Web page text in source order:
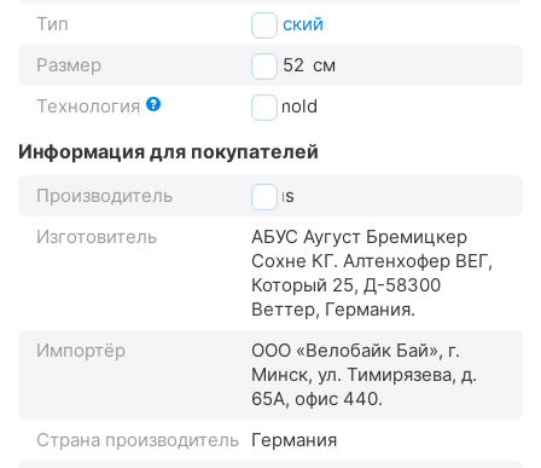
Тип
детский
Размер
46-52 см
Технология
In-mold
Информация для покупателей
Производитель
Abus
Изготовитель
АБУС Аугуст Бремицкер
Сохне КГ. Алтенхофер ВЕГ,
Который 25, Д-58300
Веттер, Германия.
Импортёр
ООО «Велобайк Бай», г.
Минск, ул. Тимирязева, д.
65А, офис 440.
Страна производитель Германия